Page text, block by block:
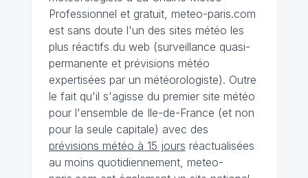
Professionnel et gratuit, meteo-paris.com
est sans doute l'un des sites météo les
plus réactifs du web (surveillance quasi-
permanente et prévisions météo
expertisées par un météorologiste). Outre
le fait qu'il s'agisse du premier site météo
pour l'ensemble de Ile-de-France (et non
pour la seule capitale) avec des
prévisions météo à 15 jours réactualisées
au moins quotidiennement, meteo-